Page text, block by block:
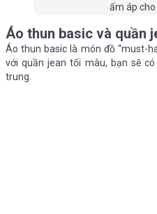
ấm áp
Áo thun basic và quần
Áo thun basic là món đồ “must-
với quần jean tối màu, bạn sẽ
trung.